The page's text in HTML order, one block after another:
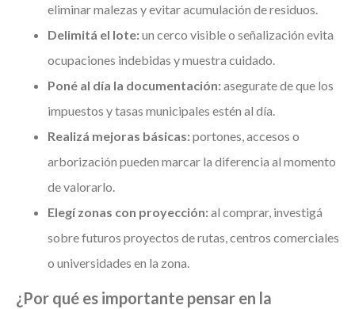
eliminar malezas y evitar acumulación de residuos.
Delimitá el lote:un cerco visible o señalización evita
ocupaciones indebidas y muestra cuidado.
Poné al día la documentación:asegurate de que los
impuestos y tasas municipales estén al día.
Realizá mejoras básicas:portones, accesos o
arborización pueden marcar la diferencia al momento
de valorarlo.
Elegí zonas con proyección:al comprar, investigá
sobre futuros proyectos de rutas, centros comerciales
o universidades en la zona.
¿Por qué es importante pensar en la